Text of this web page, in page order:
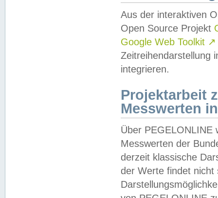
Aus der interaktiven
Open Source Projekt
Google Web Toolkit ↗
Zeitreihendarstellung
integrieren.
Projektarbeit
Messwerten
Über PEGELONLINE
Messwerten der
derzeit klassische
der Werte findet